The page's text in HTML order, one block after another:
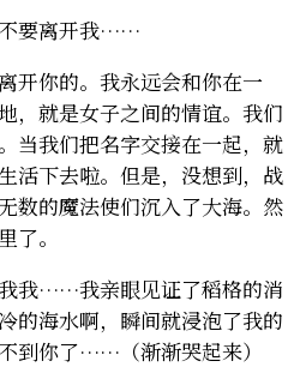
要离开我……
开你的。我永远会和你在一
就是女子之间的情谊。我们
当我们把名字交接在一起，就
活下去啦。但是，没想到，战
数的魔法使们沉入了大海。然
了。
我……我亲眼见证了稻格的消
海水啊，瞬间就浸泡了我的
到你了……（渐渐哭起来）